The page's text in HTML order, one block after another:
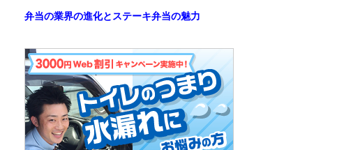
弁当の業界の進化とステーキ弁当の魅力